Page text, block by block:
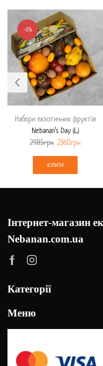
-5%
Набори екзотичних фруктів
Nebanan’s Day (L)
2485грн 2360грн
КУПИТИ
Інтернет-магазин
Nebanan.com.ua
Категорії
Меню